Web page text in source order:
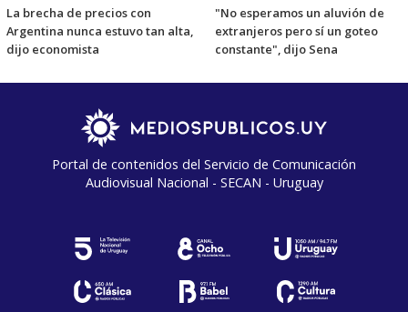
La brecha de precios con
Argentina nunca estuvo tan alta,
dijo economista
"No esperamos un aluvión de
extranjeros pero sí un goteo
constante", dijo Sena
Portal de contenidos del Servicio de Comunicación
Audiovisual Nacional - SECAN - Uruguay